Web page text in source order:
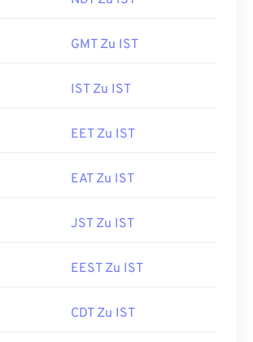
GMT Zu IST
IST Zu IST
EET Zu IST
EAT Zu IST
JST Zu IST
EEST Zu IST
CDT Zu IST